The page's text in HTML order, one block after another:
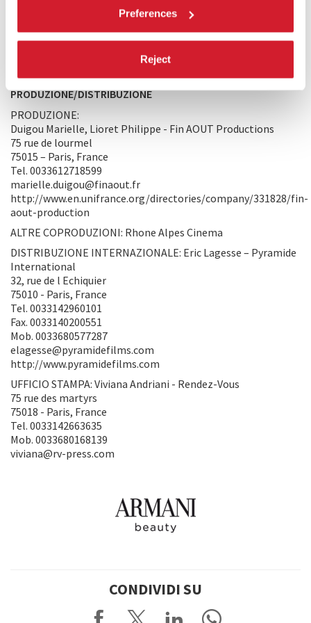
Preferences
Reject
nulla che meriti di essere ricostruito. Credo che la
disperazione abbellisca la gioia, che il dolore acuisca la
tenerezza, che il rimpianto esalti l’amore. La speranza non è
mai così viva come all’interno dei grandi drammi.
PRODUZIONE/DISTRIBUZIONE
PRODUZIONE:
Duigou Marielle, Lioret Philippe - Fin AOUT Productions
75 rue de lourmel
75015 – Paris, France
Tel. 0033612718599
marielle.duigou@finaout.fr
http://www.en.unifrance.org/directories/company/331828/fin-
aout-production
ALTRE COPRODUZIONI: Rhone Alpes Cinema
DISTRIBUZIONE INTERNAZIONALE: Eric Lagesse – Pyramide
International
32, rue de l Echiquier
75010 - Paris, France
Tel. 0033142960101
Fax. 0033140200551
Mob. 0033680577287
elagesse@pyramidefilms.com
http://www.pyramidefilms.com
UFFICIO STAMPA: Viviana Andriani - Rendez-Vous
75 rue des martyrs
75018 - Paris, France
Tel. 0033142663635
Mob. 0033680168139
viviana@rv-press.com
CONDIVIDI SU